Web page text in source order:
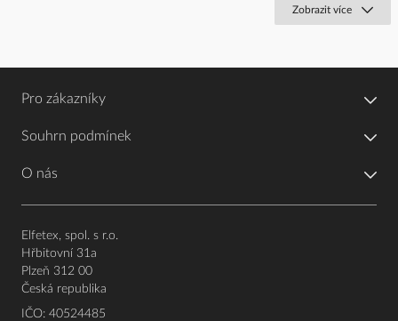
Zobrazit více
Pro zákazníky
Souhrn podmínek
O nás
Elfetex, spol. s r.o.
Hřbitovní 31a
Plzeň 312 00
Česká republika
IČO: 40524485